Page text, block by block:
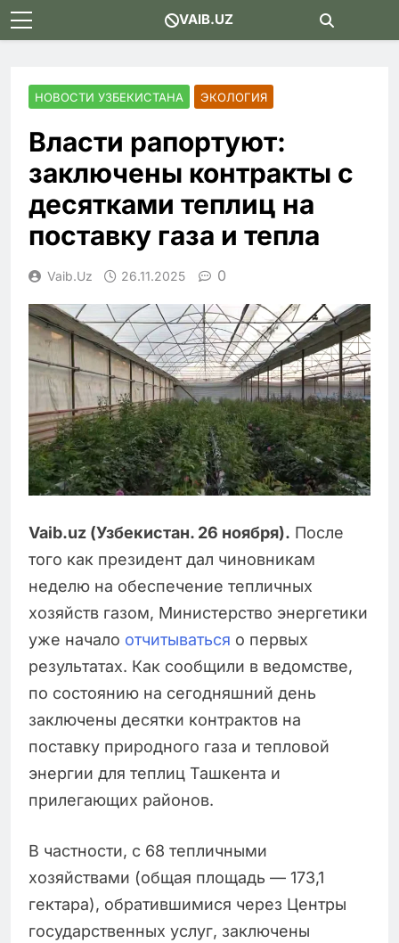
Skip
to
VAIB.UZ
НОВОСТИ УЗБЕКИСТАНА ЭКОЛОГИЯ
Власти рапортуют:
заключены контракты с
десятками теплиц на
поставку газа и тепла
Vaib.uz 26.11.2025 0
Vaib.uz (Узбекистан. 26 ноября). После
того как президент дал чиновникам
неделю на обеспечение тепличных
хозяйств газом, Министерство энергетики
уже начало отчитываться о первых
результатах. Как сообщили в ведомстве,
по состоянию на сегодняшний день
заключены десятки контрактов на
поставку природного газа и тепловой
энергии для теплиц Ташкента и
прилегающих районов.
В частности, с 68 тепличными
хозяйствами (общая площадь — 173,1
гектара), обратившимися через Центры
государственных услуг, заключены